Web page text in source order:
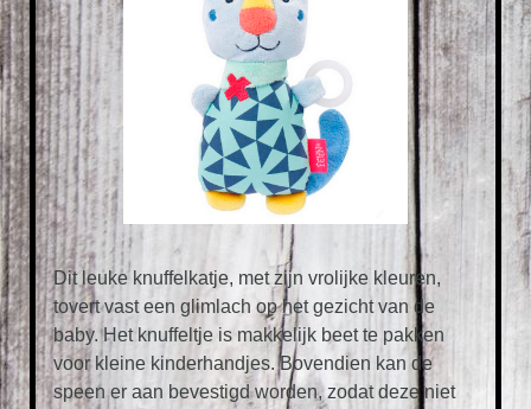
Dit leuke knuffelkatje, met zijn vrolijke kleuren,
tovert vast een glimlach op het gezicht van de
baby. Het knuffeltje is makkelijk beet te pakken
voor kleine kinderhandjes. Bovendien kan de
speen er aan bevestigd worden, zodat deze niet